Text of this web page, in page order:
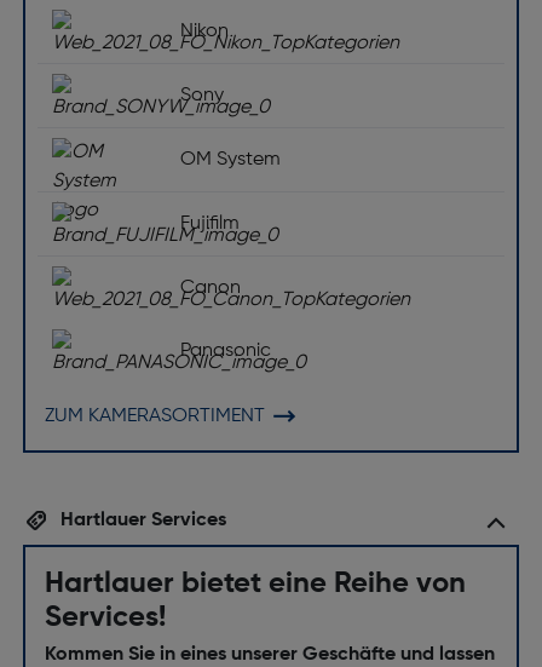
Batterien enthalten: Ja
Nikon
Sony
OM System
Fujifilm
Canon
Panasonic
ZUM KAMERASORTIMENT
Hartlauer Services
Hartlauer bietet eine Reihe von
Services!
Kommen Sie in eines unserer Geschäfte und lassen